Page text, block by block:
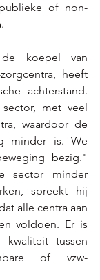
of non-
koepel van
heeft
achterstand.
met veel
waardoor de
minder is. We
bezig."
sector minder
spreekt hij
alle centra aan
voldoen. Er is
tussen
of vzw-